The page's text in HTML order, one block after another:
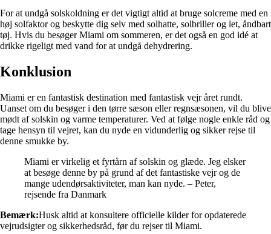
For at undgå solskoldning er det vigtigt altid at bruge solcreme med en
høj solfaktor og beskytte dig selv med solhatte, solbriller og let, åndbart
tøj. Hvis du besøger Miami om sommeren, er det også en god idé at
drikke rigeligt med vand for at undgå dehydrering.
Konklusion
Miami er en fantastisk destination med fantastisk vejr året rundt.
Uanset om du besøger i den tørre sæson eller regnsæsonen, vil du blive
mødt af solskin og varme temperaturer. Ved at følge nogle enkle råd og
tage hensyn til vejret, kan du nyde en vidunderlig og sikker rejse til
denne smukke by.
Miami er virkelig et fyrtårn af solskin og glæde. Jeg elsker
at besøge denne by på grund af det fantastiske vejr og de
mange udendørsaktiviteter, man kan nyde. – Peter,
rejsende fra Danmark
Bemærk:Husk altid at konsultere officielle kilder for opdaterede
vejrudsigter og sikkerhedsråd, før du rejser til Miami.